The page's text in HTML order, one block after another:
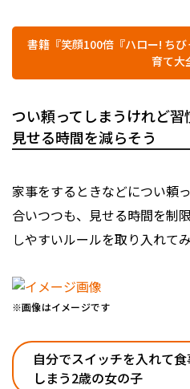
書籍『笑顔100倍『ハロー! ち
育て大
つい頼ってしまうけれど
見せる時間を減らそう
家事をするときなどについ頼
合いつつも、見せる時間を制
しやすいルールを取り入れて
※画像はイメージです
自分でスイッチを入れて
しまう2歳の女の子